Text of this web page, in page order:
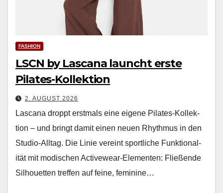
FASHION
LSCN by Lascana launcht erste
Pilates-Kollektion
2. AUGUST 2026
Las­cana droppt erst­mals eine eigene Pilates-Kollek­
tion – und bringt damit einen neuen Rhyth­mus in den
Stu­dio-All­t­ag. Die Lin­ie vere­int sportliche Funk­tion­al­
ität mit modis­chen Activewear-Ele­menten: Fließende
Sil­hou­et­ten tre­f­fen auf feine, fem­i­nine…